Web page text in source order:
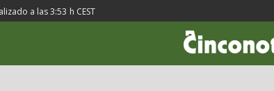
a las3:53 h CEST